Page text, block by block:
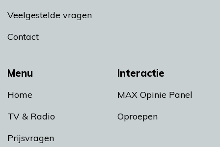
Menu
Home
TV & Radio
Prijsvragen
Interactie
MAX Opinie Panel
Oproepen
Veelgestelde vragen
Contact